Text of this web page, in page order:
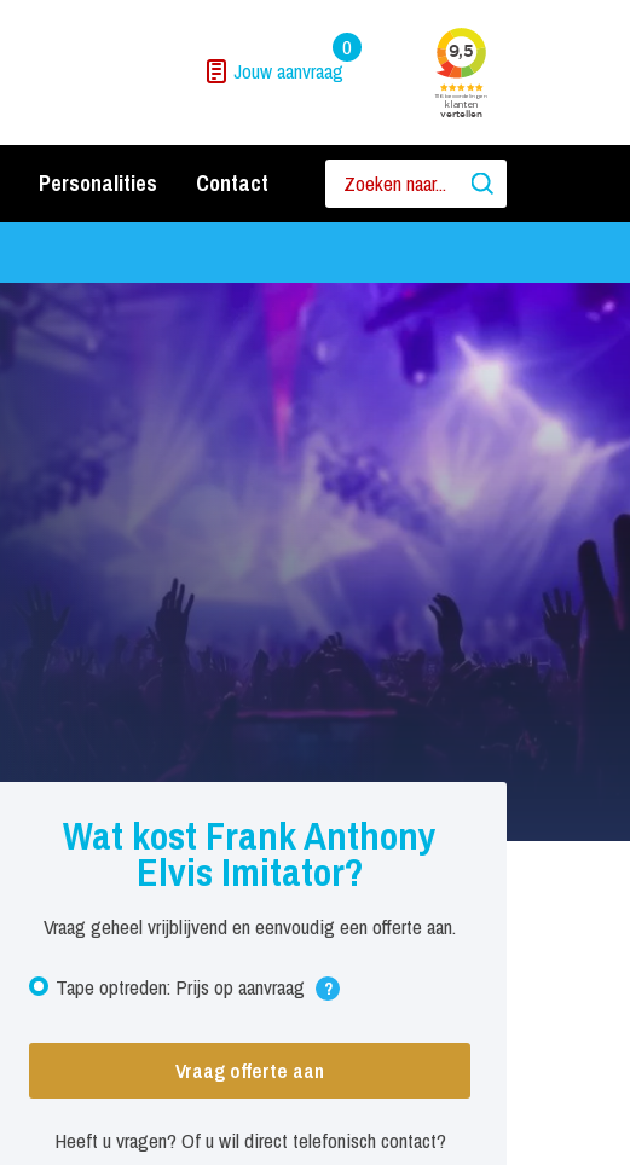
Jouw aanvraag
0
Personalities Contact
Wat kost Frank Anthony
Elvis Imitator?
Vraag geheel vrijblijvend en eenvoudig een offerte aan.
Tape optreden: Prijs op aanvraag ?
Vraag offerte aan
Heeft u vragen? Of u wil direct telefonisch contact?